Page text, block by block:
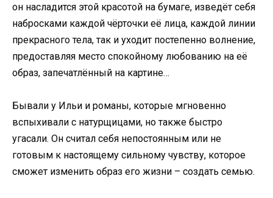
он насладится этой красотой на бумаге, изведёт себя
набросками каждой чёрточки её лица, каждой линии
прекрасного тела, так и уходит постепенно волнение,
предоставляя место спокойному любованию на её
образ, запечатлённый на картине…
Бывали у Ильи и романы, которые мгновенно
вспыхивали с натурщицами, но также быстро
угасали. Он считал себя непостоянным или не
готовым к настоящему сильному чувству, которое
сможет изменить образ его жизни – создать семью.